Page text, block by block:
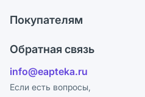
Блог
Карьера
Поставщики
Лицензия
Реклама на сайте
Покупателям
Программа СберСпасибо
Обратная связь
info@eapteka.ru
Если есть вопросы,